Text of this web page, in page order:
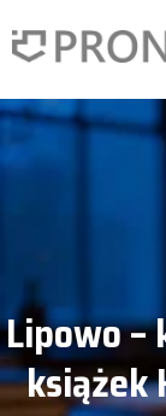
Lipowo –
książek